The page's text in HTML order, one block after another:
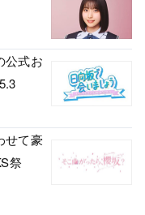
公式お
せて豪
祭